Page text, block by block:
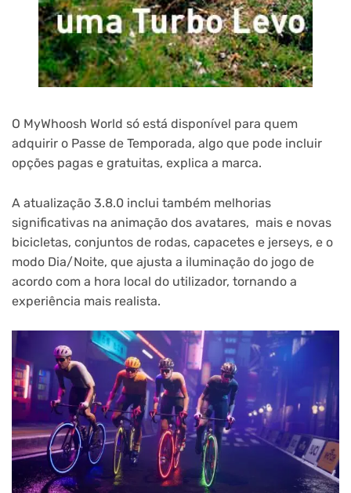
O MyWhoosh World só está disponível para quem
adquirir o Passe de Temporada, algo que pode incluir
opções pagas e gratuitas, explica a marca.
A atualização 3.8.0 inclui também melhorias
significativas na animação dos avatares, mais e novas
bicicletas, conjuntos de rodas, capacetes e jerseys, e o
modo Dia/Noite, que ajusta a iluminação do jogo de
acordo com a hora local do utilizador, tornando a
experiência mais realista.